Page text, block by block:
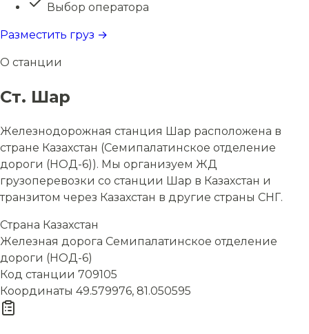
Выбор оператора
Разместить груз →
О станции
Ст. Шар
Железнодорожная станция Шар расположена в
стране Казахстан (Семипалатинское отделение
дороги (НОД-6)). Мы организуем ЖД
грузоперевозки со станции Шар в Казахстан и
транзитом через Казахстан в другие страны СНГ.
Страна Казахстан
Железная дорога Семипалатинское отделение
дороги (НОД-6)
Код станции 709105
Координаты 49.579976, 81.050595